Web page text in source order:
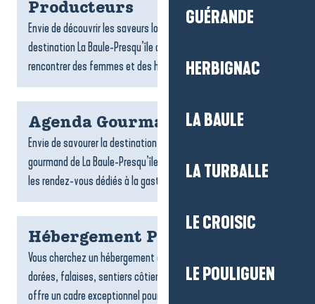
GUÉRANDE
HERBIGNAC
LA BAULE
LA TURBALLE
LE CROISIC
LE POULIGUEN
Producteurs
Envie de découvrir les saveurs locales ? Les producteurs de la
destination La Baule-Presqu’île de Guérande vous invitent à
rencontrer des femmes et des hommes passionnés,...
Agenda Gourmand
Envie de savourer la destination autrement ? L’agenda
gourmand de La Baule-Presqu’île de Guérande rassemble tous
les rendez-vous dédiés à la gastronomie et aux plaisirs de la...
Hébergement Pénestin
Vous cherchez un hébergement à Pénestin ? Entre plages
dorées, falaises, sentiers côtiers et estuaire, la commune
offre un cadre exceptionnel pour un séjour tourné vers la...